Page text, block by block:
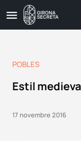
POBLES
Estil
17 novembre 2016